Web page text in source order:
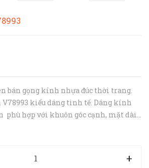
bán gọng kính nhựa đúc thời trang.
V78993 kiểu dáng tinh tế. Dáng kính
phù hợp với khuôn góc cạnh, mặt dài.
+